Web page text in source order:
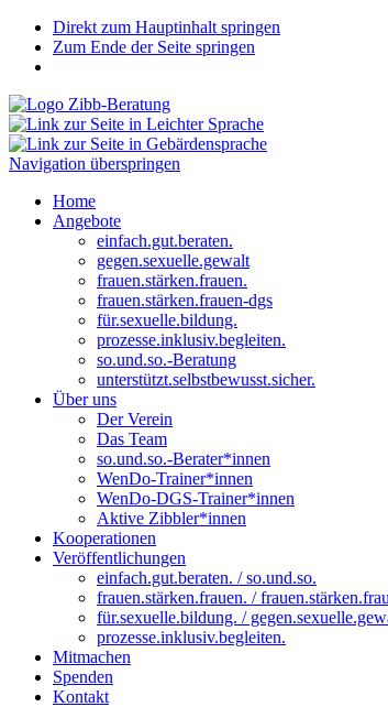
Direkt zum Hauptinhalt springen
Zum Ende der Seite springen
Navigation überspringen
Home
Angebote
einfach.gut.beraten.
gegen.sexuelle.gewalt
frauen.stärken.frauen.
frauen.stärken.frauen-dgs
für.sexuelle.bildung.
prozesse.inklusiv.begleiten.
so.und.so.-Beratung
unterstützt.selbstbewusst.sicher.
Über uns
Der Verein
Das Team
so.und.so.-Berater*innen
WenDo-Trainer*innen
WenDo-DGS-Trainer*innen
Aktive Zibbler*innen
Kooperationen
Veröffentlichungen
einfach.gut.beraten. / so.und.so.
frauen.stärken.frauen. /
für.sexuelle.bildung. /
prozesse.inklusiv.begleiten.
Mitmachen
Spenden
Kontakt